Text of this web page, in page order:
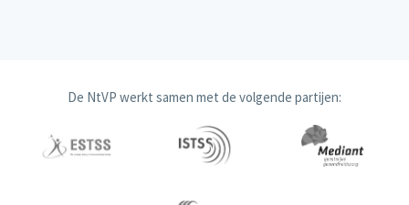
De NtVP werkt samen met de volgende partijen: